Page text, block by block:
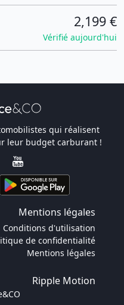
2,199 €
Vérifié aujourd'hui
qui réalisent
leur budget carburant !
Mentions légales
Conditions d'utilisation
de confidentialité
Mentions légales
Ripple Motion